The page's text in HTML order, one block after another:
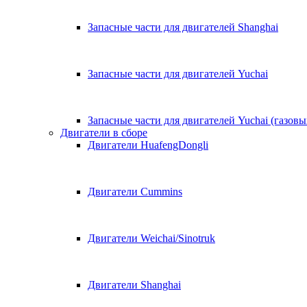
Запасные части для двигателей Shanghai
Запасные части для двигателей Yuchai
Запасные части для двигателей Yuchai
Двигатели в сборе
Двигатели HuafengDongli
Двигатели Cummins
Двигатели Weichai/Sinotruk
Двигатели Shanghai